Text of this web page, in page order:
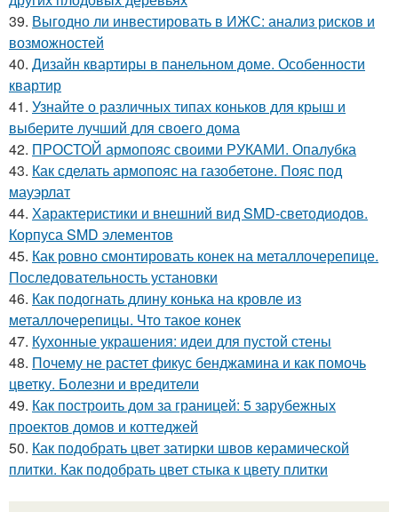
39. Выгодно ли инвестировать в ИЖС: анализ рисков и
возможностей
40. Дизайн квартиры в панельном доме. Особенности
квартир
41. Узнайте о различных типах коньков для крыш и
выберите лучший для своего дома
42. ПРОСТОЙ армопояс своими РУКАМИ. Опалубка
43. Как сделать армопояс на газобетоне. Пояс под
мауэрлат
44. Характеристики и внешний вид SMD-светодиодов.
Корпуса SMD элементов
45. Как ровно смонтировать конек на металлочерепице.
Последовательность установки
46. Как подогнать длину конька на кровле из
металлочерепицы. Что такое конек
47. Кухонные украшения: идеи для пустой стены
48. Почему не растет фикус бенджамина и как помочь
цветку. Болезни и вредители
49. Как построить дом за границей: 5 зарубежных
проектов домов и коттеджей
50. Как подобрать цвет затирки швов керамической
плитки. Как подобрать цвет стыка к цвету плитки